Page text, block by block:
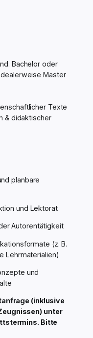
Bachelor oder
Master
Texte
& didaktischer
planbare
und Lektorat
Autorentätigkeit
(z. B.
Lehrmaterialien)
und
(inklusive
unter
Bitte